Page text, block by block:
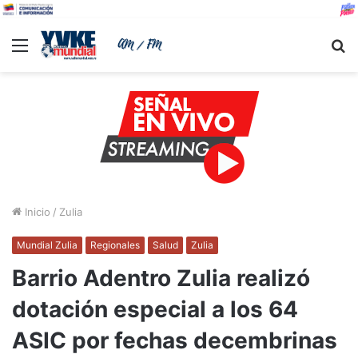
Menu
Inicio / Zulia
Mundial Zulia Regionales Salud Zulia
Barrio Adentro Zulia realizó
dotación especial a los 64
ASIC por fechas decembrinas